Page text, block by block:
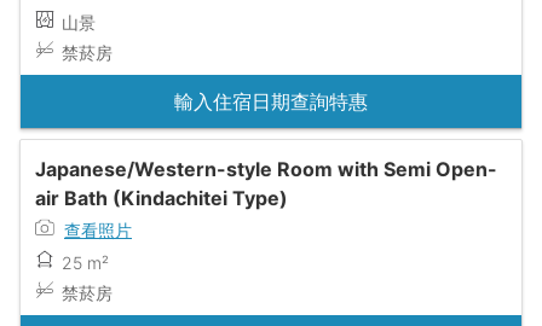
山景
禁菸房
輸入住宿日期查詢特惠
Japanese/Western-style Room with Semi Open-
air Bath (Kindachitei Type)
查看照片
25 m²
禁菸房